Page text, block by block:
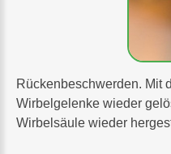
Rückenbeschwerden. Mit
Wirbelgelenke wieder
Wirbelsäule wieder